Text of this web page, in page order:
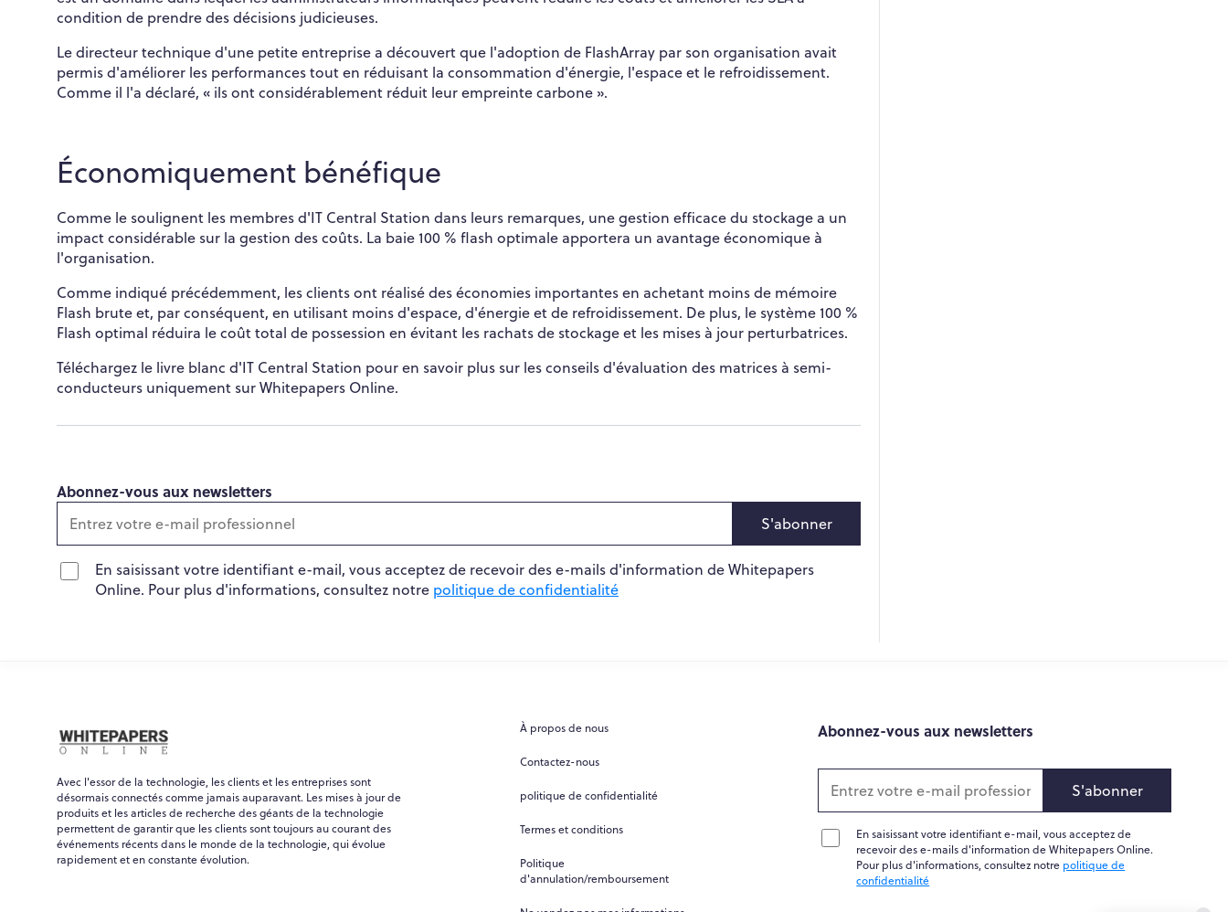
condition de prendre des décisions judicieuses.
Le directeur technique d'une petite entreprise a découvert que l'adoption de FlashArray par son organisation avait
permis d'améliorer les performances tout en réduisant la consommation d'énergie, l'espace et le refroidissement.
Comme il l'a déclaré, « ils ont considérablement réduit leur empreinte carbone ».
Économiquement bénéfique
Comme le soulignent les membres d'IT Central Station dans leurs remarques, une gestion efficace du stockage a un
impact considérable sur la gestion des coûts. La baie 100 % flash optimale apportera un avantage économique à
l'organisation.
Comme indiqué précédemment, les clients ont réalisé des économies importantes en achetant moins de mémoire
Flash brute et, par conséquent, en utilisant moins d'espace, d'énergie et de refroidissement. De plus, le système 100 %
Flash optimal réduira le coût total de possession en évitant les rachats de stockage et les mises à jour perturbatrices.
Téléchargez le livre blanc d'IT Central Station pour en savoir plus sur les conseils d'évaluation des matrices à semi-
conducteurs uniquement sur Whitepapers Online.
Abonnez-vous aux newsletters
S'abonner
En saisissant votre identifiant e-mail, vous acceptez de recevoir des e-mails d'information de Whitepapers
Online. Pour plus d'informations, consultez notre politique de confidentialité
Avec l'essor de la technologie, les clients et les entreprises sont
désormais connectés comme jamais auparavant. Les mises à jour de
produits et les articles de recherche des géants de la technologie
permettent de garantir que les clients sont toujours au courant des
événements récents dans le monde de la technologie, qui évolue
rapidement et en constante évolution.
À propos de nous
Contactez-nous
politique de confidentialité
Termes et conditions
Politique
d'annulation/remboursement
Abonnez-vous aux newsletters
S'abonner
En saisissant votre identifiant e-mail, vous acceptez de
recevoir des e-mails d'information de Whitepapers Online.
Pour plus d'informations, consultez notre politique de
confidentialité